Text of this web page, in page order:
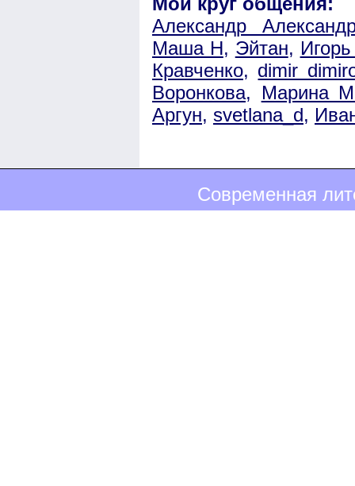
Александр
Маша Н, Эйтан,
Кравченко, dimir
Воронкова, Марина
Аргун, svetlana_d,
Современная